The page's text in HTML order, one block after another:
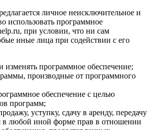
личное неисключительное и
использовать программное
при условии, что ни сам
иные лица при содействии с его
изменять программное обеспечение;
производные от программного
обеспечение с целью
программ;
уступку, сдачу в аренду, передачу
в любой иной форме прав в отношении